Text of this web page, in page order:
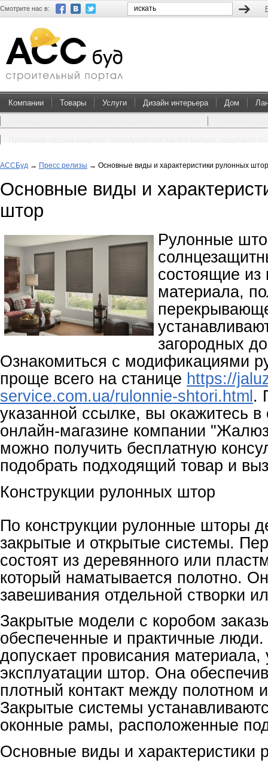
Смотрите нас в:
Компании Товары Услуги Дизайн интерьера Дом
АССБуд → Пресс релизы → Основные виды и характеристики рулонных штор
Основные виды и
штор
Рулонные
состоящие из
материала,
загородных
Ознакомиться с модификациями
проще всего на станице https://
service.com.ua/rulonnie-shtori.html.
указанной ссылке, вы окажитесь
онлайн-магазине компании
можно получить бесплатную
подобрать подходящий товар и
Конструкции рулонных штор
По конструкции рулонные шторы
закрытые и открытые системы.
состоят из деревянного или
который наматывается полотно.
завешивания отдельной створки
Закрытые модели с коробом
обеспеченные и практичные люди.
допускает провисания материала,
эксплуатации штор. Она
плотный контакт между полотном
Закрытые системы
оконные рамы, расположенные
Основные виды и характеристики